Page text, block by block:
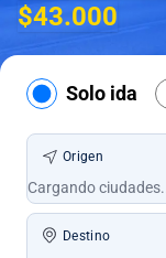
$43.000
Solo ida
Origen
Destino